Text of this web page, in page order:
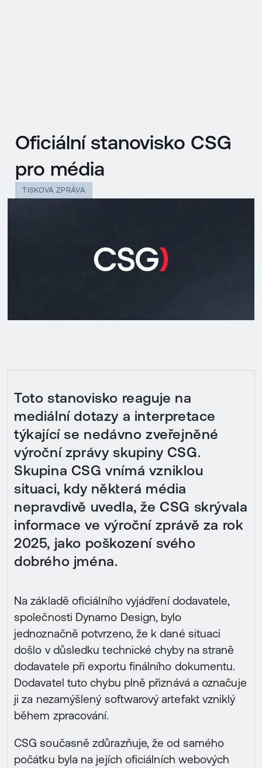
Oficiální stanovisko CSG
pro média
TISKOVÁ ZPRÁVA
Toto stanovisko reaguje na
mediální dotazy a interpretace
týkající se nedávno zveřejněné
výroční zprávy skupiny CSG.
Skupina CSG vnímá vzniklou
situaci, kdy některá média
nepravdivě uvedla, že CSG skrývala
informace ve výroční zprávě za rok
2025, jako poškození svého
dobrého jména.
Na základě oficiálního vyjádření dodavatele,
společnosti Dynamo Design, bylo
jednoznačně potvrzeno, že k dané situaci
došlo v důsledku technické chyby na straně
dodavatele při exportu finálního dokumentu.
Dodavatel tuto chybu plně přiznává a označuje
ji za nezamýšlený softwarový artefakt vzniklý
během zpracování.
CSG současně zdůrazňuje, že od samého
počátku byla na jejích oficiálních webových